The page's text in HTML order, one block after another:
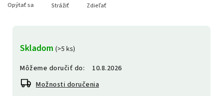
Skladom (>5 ks)
Môžeme doručiť do:
10.8.2026
Možnosti doručenia
Opýtať sa Strážiť Zdieľať